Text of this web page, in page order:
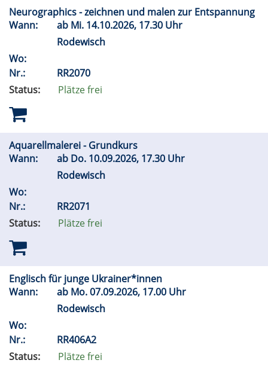
Neurographics - zeichnen und malen zur Entspannung
Wann:
ab Mi. 14.10.2026, 17.30 Uhr
Rodewisch
Wo:
Nr.:
RR2070
Status:
Plätze frei
Aquarellmalerei - Grundkurs
Wann:
ab Do. 10.09.2026, 17.30 Uhr
Rodewisch
Wo:
Nr.:
RR2071
Status:
Plätze frei
Englisch für junge Ukrainer*innen
Wann:
ab Mo.07.09.2026, 17.00 Uhr
Rodewisch
Wo:
Nr.:
RR406A2
Status:
Plätze frei